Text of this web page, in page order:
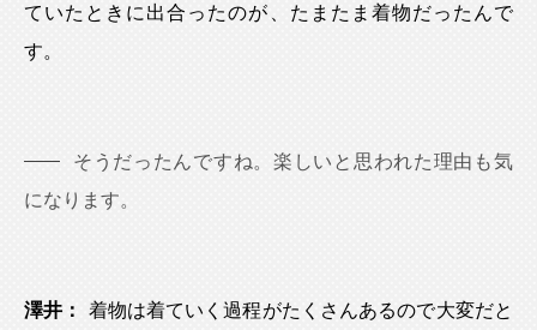
ていたときに出合ったのが、たまたま着物だったんで
す。
そうだったんですね。楽しいと思われた理由も気
になります。
澤井：
着物は着ていく過程がたくさんあるので大変だと